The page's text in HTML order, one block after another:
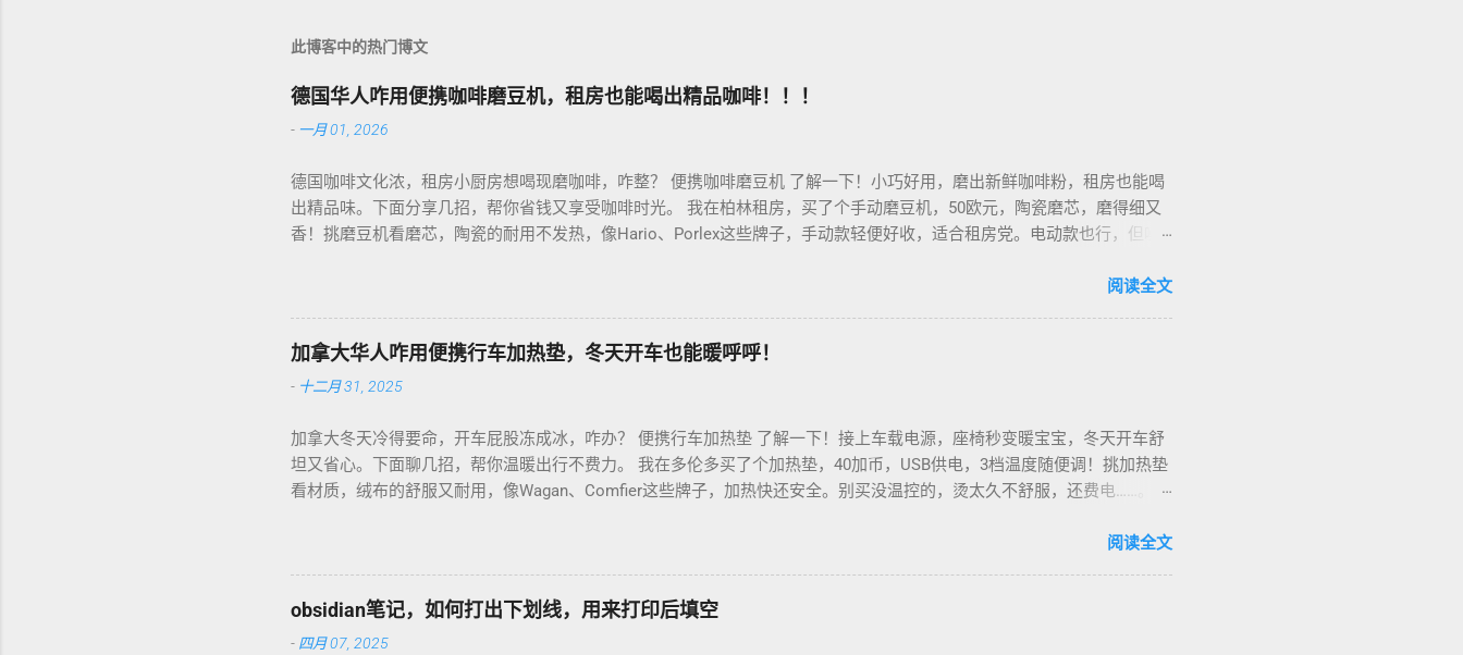
此博客中的热门博文
德国华人咋用便携咖啡磨豆机，租房也能喝出精品咖啡！！！
- 一月 01, 2026
德国咖啡文化浓，租房小厨房想喝现磨咖啡，咋整？ 便携咖啡磨豆机 了解一下！小巧好用，磨出新鲜咖啡粉，租房也能喝
出精品味。下面分享几招，帮你省钱又享受咖啡时光。 我在柏林租房，买了个手动磨豆机，50欧元，陶瓷磨芯，磨得细又
香！挑磨豆机看磨芯，陶瓷的耐用不发热，像Hario、Porlex这些牌子，手动款轻便好收，适合租房党。电动款也行，但噪
每周磨一次，存密封罐，早上冲杯咖啡，香到飞起！德国超市咖啡豆贵，网购Amazon.de或本地咖啡店促销，10欧元买半
货。 便携咖啡磨豆机 让德国华人租房也能喝精品咖啡，赶紧试试，生活更有味！
阅读全文
加拿大华人咋用便携行车加热垫，冬天开车也能暖呼呼！
- 十二月 31, 2025
加拿大冬天冷得要命，开车屁股冻成冰，咋办？ 便携行车加热垫 了解一下！接上车载电源，座椅秒变暖宝宝，冬天开车舒
坦又省心。下面聊几招，帮你温暖出行不费力。 我在多伦多买了个加热垫，40加币，USB供电，3档温度随便调！挑加热垫
看材质，绒布的舒服又耐用，像Wagan、Comfier这些牌子，加热快还安全。别买没温控的，烫太久不舒服，还费电……。买
天开车，加热垫开低档，20分钟省油又暖和。搭配个方向盘套，手也不冻，安全又舒服。冬天停车后收好垫子，别让雪水
币能淘好货。 便携行车加热垫 让加拿大华人冬天开车暖呼呼，赶紧入手，出行更舒心！
阅读全文
obsidian笔记，如何打出下划线，用来打印后填空
- 四月 07, 2025